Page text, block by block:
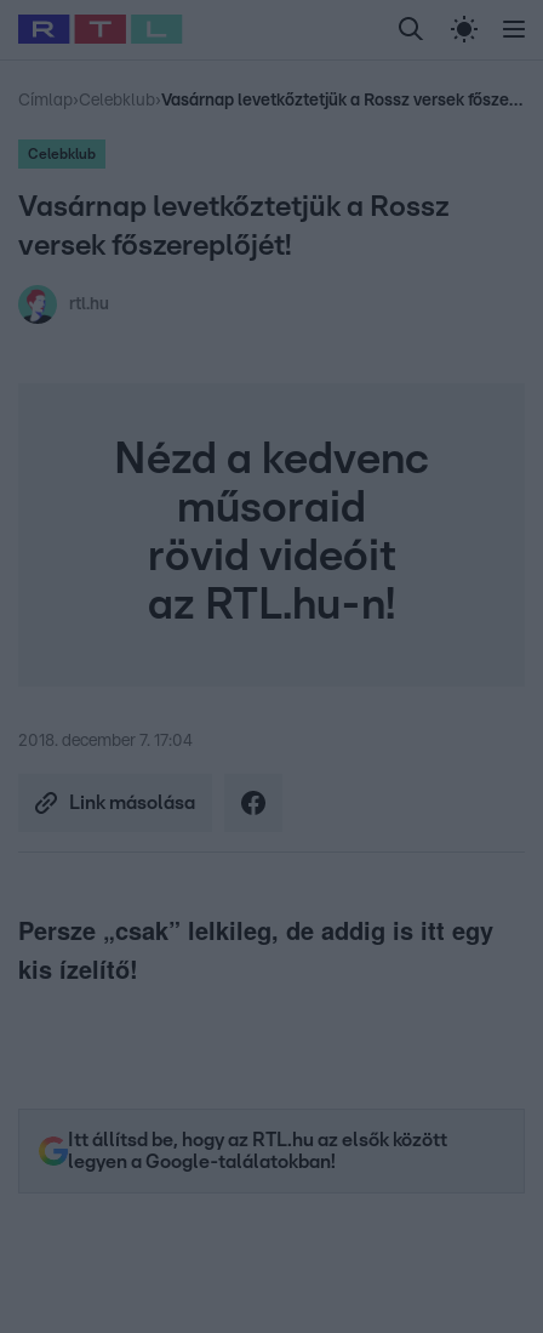
Legfrissebb RTL Híradó Randi Celeb vagyok,
Sebestyén Balázs Gudel Takács Gábor
Címlap›Celebklub› Vasárnap levetkőztetjük a Rossz versek főszereplőjét!
Celebklub
Vasárnap levetkőztetjük a Rossz
versek főszereplőjét!
rtl.hu
Nézd a kedvenc
műsoraid
rövid videóit
az RTL.hu-n!
2018. december 7. 17:04
Link másolása
Persze „csak” lelkileg, de addig is itt egy
kis ízelítő!
Itt állítsd be, hogy az RTL.hu az elsők között
legyen a Google-találatokban!